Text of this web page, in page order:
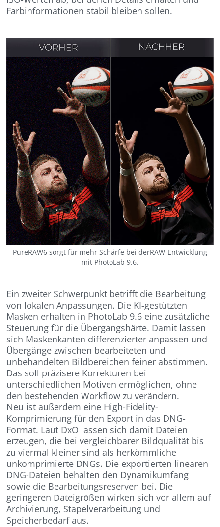
Farbinformationen stabil bleiben sollen.
PureRAW6 sorgt für mehr Schärfe bei derRAW-Entwicklung
mit PhotoLab 9.6.
Ein zweiter Schwerpunkt betrifft die Bearbeitung
von lokalen Anpassungen. Die KI-gestützten
Masken erhalten in PhotoLab 9.6 eine zusätzliche
Steuerung für die Übergangshärte. Damit lassen
sich Maskenkanten differenzierter anpassen und
Übergänge zwischen bearbeiteten und
unbehandelten Bildbereichen feiner abstimmen.
Das soll präzisere Korrekturen bei
unterschiedlichen Motiven ermöglichen, ohne
den bestehenden Workflow zu verändern.
Neu ist außerdem eine High-Fidelity-
Komprimierung für den Export in das DNG-
Format. Laut DxO lassen sich damit Dateien
erzeugen, die bei vergleichbarer Bildqualität bis
zu viermal kleiner sind als herkömmliche
unkomprimierte DNGs. Die exportierten linearen
DNG-Dateien behalten den Dynamikumfang
sowie die Bearbeitungsreserven bei. Die
geringeren Dateigrößen wirken sich vor allem auf
Archivierung, Stapelverarbeitung und
Speicherbedarf aus.